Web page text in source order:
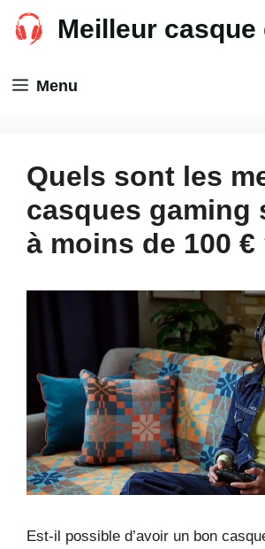
Aller
Meilleur casque
Menu
Quels sont les
casques gaming
à moins de 100 €
Est-il possible d’avoir un bon